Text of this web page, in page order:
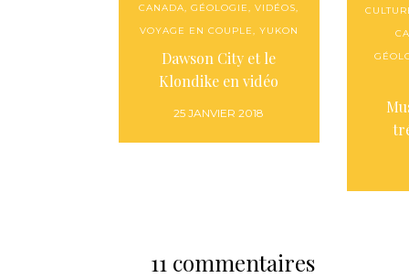
CANADA,GÉOLOGIE,VIDÉOS,
VOYAGE EN COUPLE, YUKON
Dawson City et le
Klondike en vidéo
25 JANVIER 2018
11 commentaires